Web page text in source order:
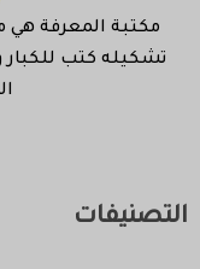
مكتبة المعرفة هي
تشكيله كتب للكبار
التصنيفات